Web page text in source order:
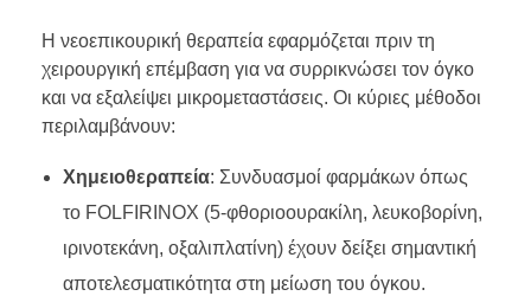
Η νεοεπικουρική θεραπεία εφαρμόζεται πριν τη
χειρουργική επέμβαση για να συρρικνώσει τον όγκο
και να εξαλείψει μικρομεταστάσεις. Οι κύριες μέθοδοι
περιλαμβάνουν:
Χημειοθεραπεία: Συνδυασμοί φαρμάκων όπως
το FOLFIRINOX (5-φθοριοουρακίλη, λευκοβορίνη,
ιρινοτεκάνη, οξαλιπλατίνη) έχουν δείξει σημαντική
αποτελεσματικότητα στη μείωση του όγκου.